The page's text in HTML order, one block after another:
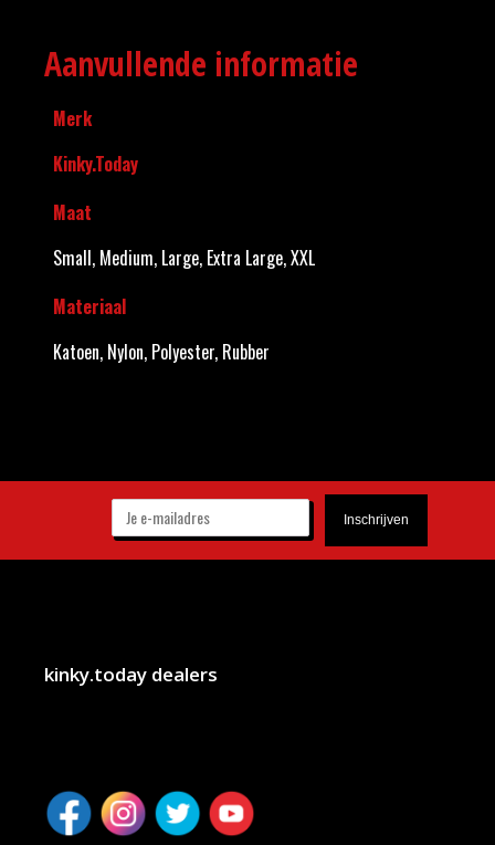
Aanvullende informatie
Merk
Kinky.Today
Maat
Small, Medium, Large, Extra Large, XXL
Materiaal
Katoen, Nylon, Polyester, Rubber
kinky.today dealers